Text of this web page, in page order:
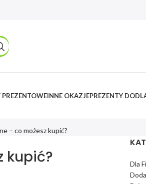
PREZENTOWEINNE OKAZJEPREZENTY DO
– co możesz kupić?
kupić?
Dla